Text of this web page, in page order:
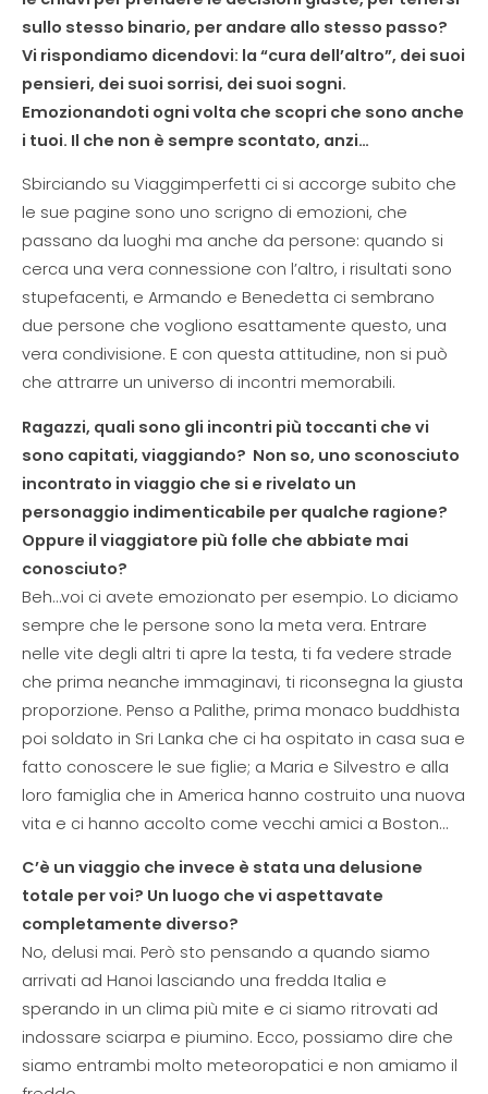
sullo stesso binario, per andare allo stesso passo?
Vi rispondiamo dicendovi: la “cura dell’altro”, dei suoi
pensieri, dei suoi sorrisi, dei suoi sogni.
Emozionandoti ogni volta che scopri che sono anche
i tuoi. Il che non è sempre scontato, anzi…
Sbirciando su Viaggimperfetti ci si accorge subito che
le sue pagine sono uno scrigno di emozioni, che
passano da luoghi ma anche da persone: quando si
cerca una vera connessione con l’altro, i risultati sono
stupefacenti, e Armando e Benedetta ci sembrano
due persone che vogliono esattamente questo, una
vera condivisione. E con questa attitudine, non si può
che attrarre un universo di incontri memorabili.
Ragazzi, quali sono gli incontri più toccanti che vi
sono capitati, viaggiando? Non so, uno sconosciuto
incontrato in viaggio che si e rivelato un
personaggio indimenticabile per qualche ragione?
Oppure il viaggiatore più folle che abbiate mai
conosciuto?
Beh…voi ci avete emozionato per esempio. Lo diciamo
sempre che le persone sono la meta vera. Entrare
nelle vite degli altri ti apre la testa, ti fa vedere strade
che prima neanche immaginavi, ti riconsegna la giusta
proporzione. Penso a Palithe, prima monaco buddhista
poi soldato in Sri Lanka che ci ha ospitato in casa sua e
fatto conoscere le sue figlie; a Maria e Silvestro e alla
loro famiglia che in America hanno costruito una nuova
vita e ci hanno accolto come vecchi amici a Boston…
C’è un viaggio che invece è stata una delusione
totale per voi? Un luogo che vi aspettavate
completamente diverso?
No, delusi mai. Però sto pensando a quando siamo
arrivati ad Hanoi lasciando una fredda Italia e
sperando in un clima più mite e ci siamo ritrovati ad
indossare sciarpa e piumino. Ecco, possiamo dire che
siamo entrambi molto meteoropatici e non amiamo il